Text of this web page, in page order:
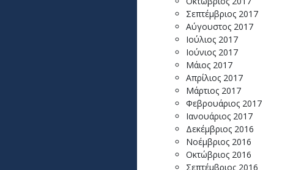
Σεπτέμβριος 2017
Αύγουστος 2017
Ιούλιος 2017
Ιούνιος 2017
Μάιος 2017
Απρίλιος 2017
Μάρτιος 2017
Φεβρουάριος 2017
Ιανουάριος 2017
Δεκέμβριος 2016
Νοέμβριος 2016
Οκτώβριος 2016
Σεπτέμβριος 2016